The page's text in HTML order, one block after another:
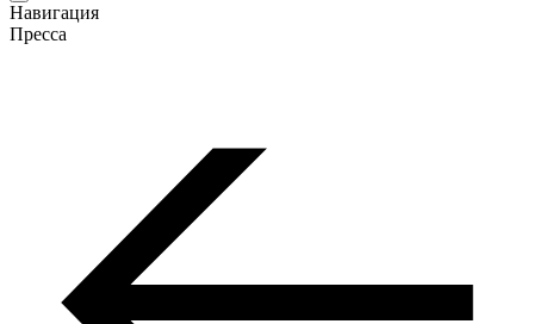
Навигация
Пресса